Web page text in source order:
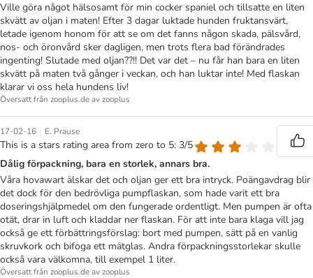
Ville göra något hälsosamt för min cocker spaniel och tillsatte en liten
skvätt av oljan i maten! Efter 3 dagar luktade hunden fruktansvärt,
letade igenom honom för att se om det fanns någon skada, pälsvård,
nos- och öronvård sker dagligen, men trots flera bad förändrades
ingenting! Slutade med oljan??!! Det var det – nu får han bara en liten
skvätt på maten två gånger i veckan, och han luktar inte! Med flaskan
klarar vi oss hela hundens liv!
Översatt från zooplus.de av zooplus
17-02-16 | E. Prause
This is a stars rating area from zero to 5: 3/5
Dålig förpackning, bara en storlek, annars bra.
Våra hovawart älskar det och oljan ger ett bra intryck. Poängavdrag blir
det dock för den bedrövliga pumpflaskan, som hade varit ett bra
doseringshjälpmedel om den fungerade ordentligt. Men pumpen är ofta
otät, drar in luft och kladdar ner flaskan. För att inte bara klaga vill jag
också ge ett förbättringsförslag: bort med pumpen, sätt på en vanlig
skruvkork och bifoga ett mätglas. Andra förpackningsstorlekar skulle
också vara välkomna, till exempel 1 liter.
Översatt från zooplus.de av zooplus